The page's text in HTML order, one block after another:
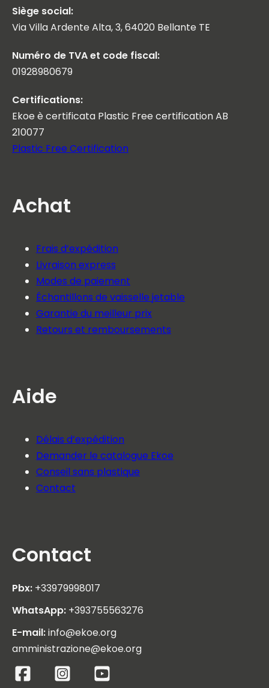
Siège social:
Via Villa Ardente Alta, 3, 64020 Bellante TE
Numéro de TVA et code fiscal:
01928980679
Certifications:
Ekoe è certificata Plastic Free certification AB
210077
Plastic Free Certification
Achat
Frais d’expédition
Livraison express
Modes de paiement
Échantillons de vaisselle jetable
Garantie du meilleur prix
Retours et remboursements
Aide
Délais d’expédition
Demander le catalogue Ekoe
Conseil sans plastique
Contact
Contact
Pbx: +33979998017
WhatsApp: +393755563276
E-mail:info@ekoe.org
amministrazione@ekoe.org